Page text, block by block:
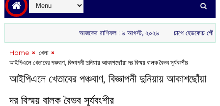
আজকের রাশিফল :‌ ‌‌৬ আগস্ট, ২০২৬ চাপে হেডকোচ গৌতম গম্ভীর:
Home
‌ খেলা
আইপিএলে খেতাবের পঞ্চবাণ, বিজ্ঞাপনী দুনিয়ায় আকাশছোঁয়া দর বিস্ময় বালক বৈভব সূর্যবংশীর
আইপিএলে খেতাবের পঞ্চবাণ, বিজ্ঞাপনী দুনিয়ায় আকাশছোঁয়া
দর বিস্ময় বালক বৈভব সূর্যবংশীর